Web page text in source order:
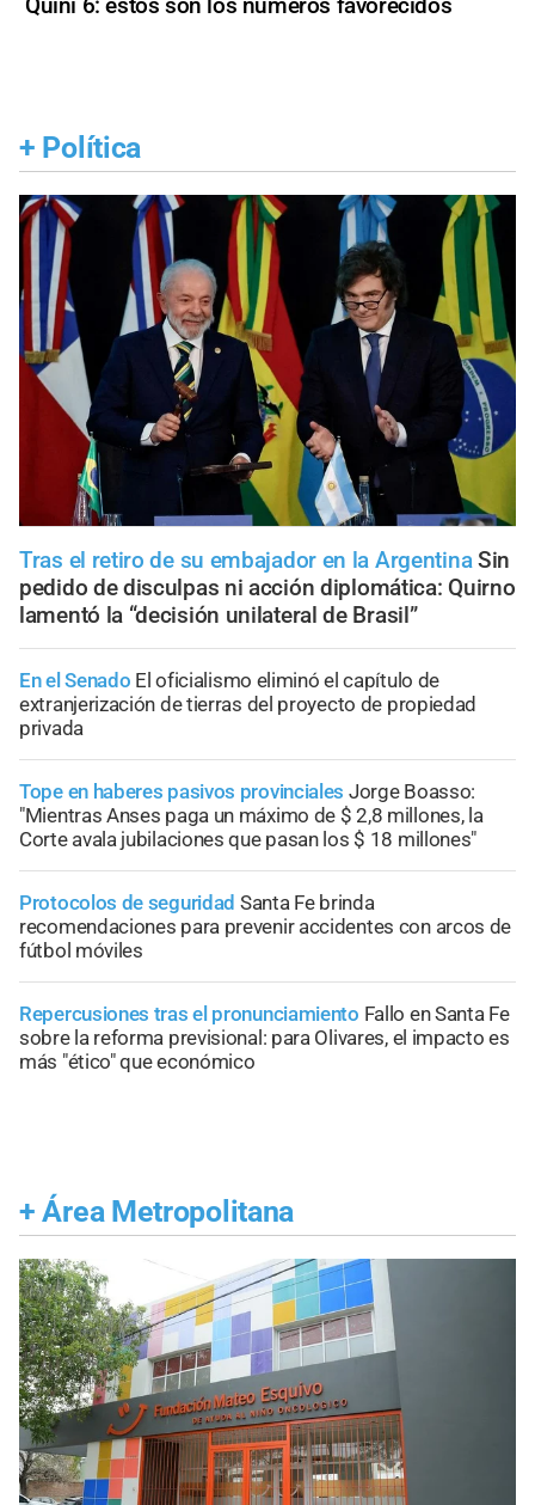
+ Política
Tras el retiro de su embajador en la Argentina Sin
pedido de disculpas ni acción diplomática: Quirno
lamentó la “decisión unilateral de Brasil”
En el Senado El oficialismo eliminó el capítulo de
extranjerización de tierras del proyecto de propiedad
privada
Tope en haberes pasivos provinciales Jorge Boasso:
"Mientras Anses paga un máximo de $ 2,8 millones, la
Corte avala jubilaciones que pasan los $ 18 millones"
Protocolos de seguridad Santa Fe brinda
recomendaciones para prevenir accidentes con arcos de
fútbol móviles
Repercusiones tras el pronunciamiento Fallo en Santa Fe
sobre la reforma previsional: para Olivares, el impacto es
más "ético" que económico
+ Área Metropolitana